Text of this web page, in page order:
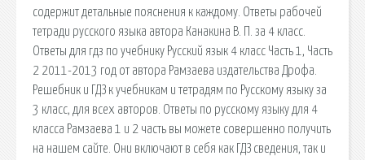
содержит детальные пояснения к каждому. Ответы рабочей
тетради русского языка автора Канакина В. П. за 4 класс.
Ответы для гдз по учебнику Русский язык 4 класс Часть 1, Часть
2 2011-2013 год от автора Рамзаева издательства Дрофа.
Решебник и ГДЗ к учебникам и тетрадям по Русскому языку за
3 класс, для всех авторов. Ответы по русскому языку для 4
класса Рамзаева 1 и 2 часть вы можете совершенно получить
на нашем сайте. Они включают в себя как ГДЗ сведения, так и